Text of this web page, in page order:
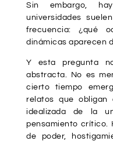
Sin embargo,
universidades
frecuencia:¿qué
dinámicas aparecen
Y esta pregunta
abstracta. No es
cierto tiempo
relatos que
idealizada de la
pensamiento crítico.
de poder,